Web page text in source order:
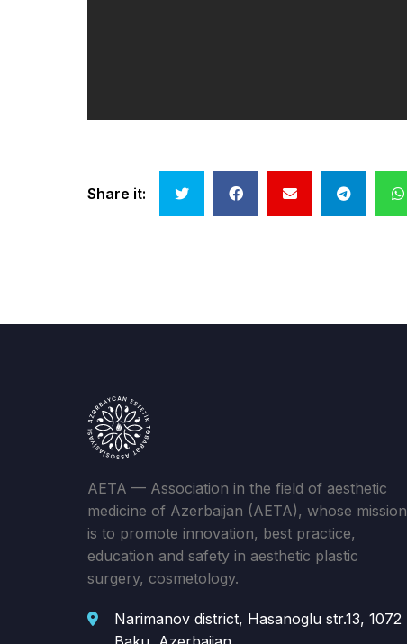
Share it:
AETA — Association in the field of aesthetic
medicine of Azerbaijan (AETA), whose mission
is to promote innovation, best practice,
education and safety in aesthetic plastic
surgery, cosmetology.
Narimanov district, Hasanoglu str.13, 1072